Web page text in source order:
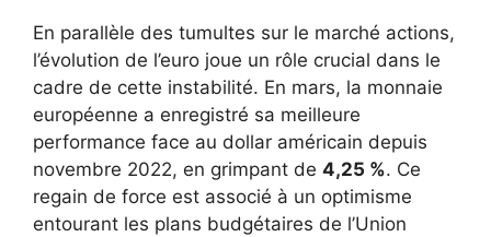
En parallèle des tumultes sur le marché actions,
l’évolution de l’euro joue un rôle crucial dans le
cadre de cette instabilité. En mars, la monnaie
européenne a enregistré sa meilleure
performance face au dollar américain depuis
novembre 2022, en grimpant de 4,25 %. Ce
regain de force est associé à un optimisme
entourant les plans budgétaires de l’Union